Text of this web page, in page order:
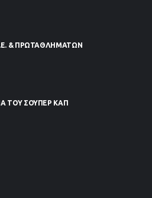
& ΠΡΩΤΑΘΛΗΜΑΤΩΝ
ΤΟΥ ΣΟΥΠΕΡ ΚΑΠ